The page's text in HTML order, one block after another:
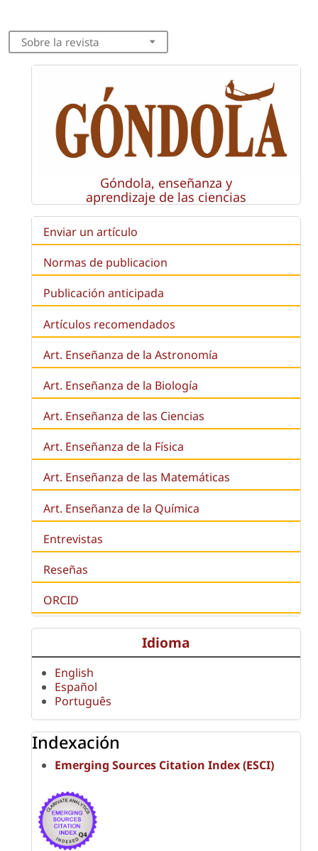
Sobre la revista
Góndola, enseñanza y
aprendizaje de las ciencias
Enviar un artículo
Normas de publicacion
Publicación anticipada
Artículos recomendados
Art. Enseñanza de la Astronomía
Art. Enseñanza de la Biología
Art. Enseñanza de las Ciencias
Art. Enseñanza de la Física
Art. Enseñanza de las Matemáticas
Art. Enseñanza de la Química
Entrevistas
Reseñas
ORCID
Idioma
English
Español
Português
Indexación
Emerging Sources Citation Index (ESCI)